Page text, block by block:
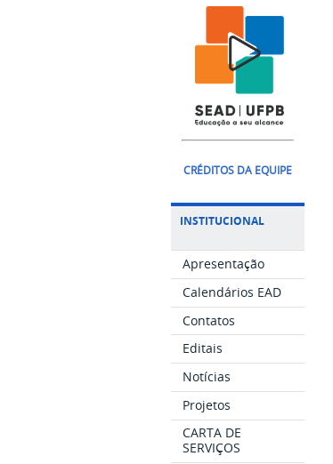
CRÉDITOS DA EQUIPE
INSTITUCIONAL
Apresentação
Calendários EAD
Contatos
Editais
Notícias
Projetos
CARTA DE
SERVIÇOS